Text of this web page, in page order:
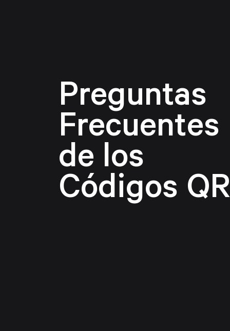
Preguntas
Frecuentes
de los
Códigos QR